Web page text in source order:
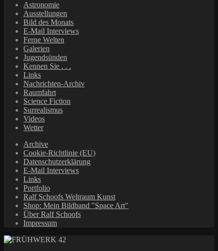
Astronomie
Ausstellungen
Bild des Monats
E-Mail Interviews
Ferne Welten
Galerien
Jugendsünden
Kennen Sie . . .
Links
Nachrichten-Archiv
Raumfahrt
Science Fiction
Surrealismus
Videos
Wetter
Archive
Cookie-Richtlinie (EU)
Datenschutzerklärung
E-Mail Interviews
Links
Portfolio
Ralf Schoofs Weltraum Kunst
Shop: Mein Bildband "Space Art"
Über Ralf Schoofs
Impressum